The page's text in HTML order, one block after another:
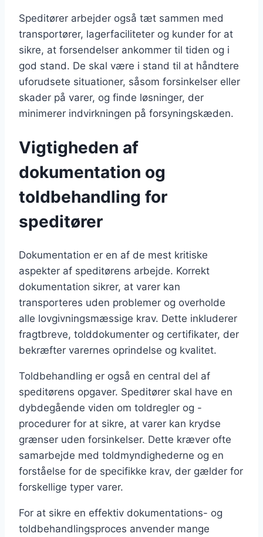
Speditører arbejder også tæt sammen med
transportører, lagerfaciliteter og kunder for at
sikre, at forsendelser ankommer til tiden og i
god stand. De skal være i stand til at håndtere
uforudsete situationer, såsom forsinkelser eller
skader på varer, og finde løsninger, der
minimerer indvirkningen på forsyningskæden.
Vigtigheden af
dokumentation og
toldbehandling for
speditører
Dokumentation er en af de mest kritiske
aspekter af speditørens arbejde. Korrekt
dokumentation sikrer, at varer kan
transporteres uden problemer og overholde
alle lovgivningsmæssige krav. Dette inkluderer
fragtbreve, tolddokumenter og certifikater, der
bekræfter varernes oprindelse og kvalitet.
Toldbehandling er også en central del af
speditørens opgaver. Speditører skal have en
dybdegående viden om toldregler og -
procedurer for at sikre, at varer kan krydse
grænser uden forsinkelser. Dette kræver ofte
samarbejde med toldmyndighederne og en
forståelse for de specifikke krav, der gælder for
forskellige typer varer.
For at sikre en effektiv dokumentations- og
toldbehandlingsproces anvender mange